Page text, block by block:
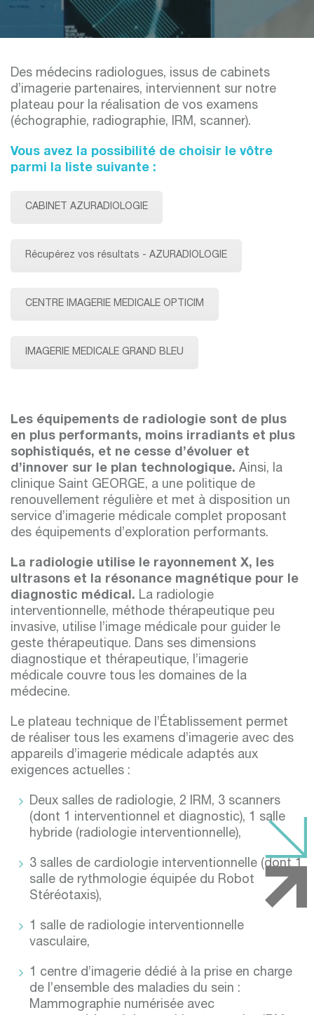
Des médecins radiologues, issus de cabinets
d’imagerie partenaires, interviennent sur notre
plateau pour la réalisation de vos examens
(échographie, radiographie, IRM, scanner).
Vous avez la possibilité de choisir le vôtre
parmi la liste suivante :
CABINET AZURADIOLOGIE
Récupérez vos résultats - AZURADIOLOGIE
CENTRE IMAGERIE MEDICALE OPTICIM
IMAGERIE MEDICALE GRAND BLEU
Les équipements de radiologie sont de plus
en plus performants, moins irradiants et plus
sophistiqués, et ne cesse d’évoluer et
d’innover sur le plan technologique. Ainsi, la
clinique Saint GEORGE, a une politique de
renouvellement régulière et met à disposition un
service d’imagerie médicale complet proposant
des équipements d’exploration performants.
La radiologie utilise le rayonnement X, les
ultrasons et la résonance magnétique pour le
diagnostic médical. La radiologie
interventionnelle, méthode thérapeutique peu
invasive, utilise l’image médicale pour guider le
geste thérapeutique. Dans ses dimensions
diagnostique et thérapeutique, l’imagerie
médicale couvre tous les domaines de la
médecine.
Le plateau technique de l’Établissement permet
de réaliser tous les examens d’imagerie avec des
appareils d’imagerie médicale adaptés aux
exigences actuelles :
Deux salles de radiologie, 2 IRM, 3 scanners
(dont 1 interventionnel et diagnostic), 1 salle
hybride (radiologie interventionnelle),
3 salles de cardiologie interventionnelle (dont 1
salle de rythmologie équipée du Robot
Stéréotaxis),
1 salle de radiologie interventionnelle
vasculaire,
1 centre d’imagerie dédié à la prise en charge
de l’ensemble des maladies du sein :
Mammographie numérisée avec